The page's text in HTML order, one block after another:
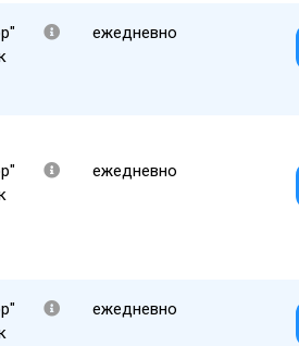
ежедневно
ежедневно
ежедневно